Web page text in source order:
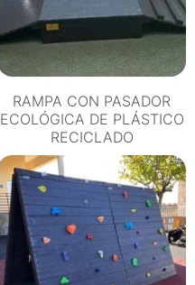
RAMPA CON PASADOR
ECOLÓGICA DE PLÁSTICO
RECICLADO